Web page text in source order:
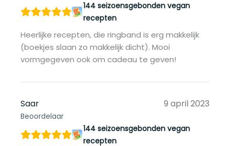
144 seizoensgebonden vegan
recepten
Heerlijke recepten, die ringband is erg makkelijk
(boekjes slaan zo makkelijk dicht). Mooi
vormgegeven ook om cadeau te geven!
Saar
Beoordelaar
9 april 2023
144 seizoensgebonden vegan
recepten